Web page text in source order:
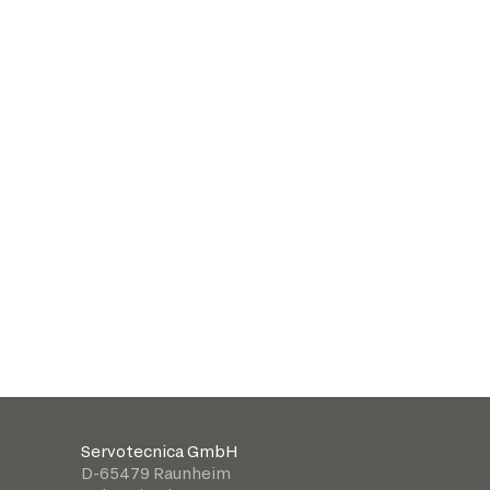
Servotecnica GmbH
D-65479 Raunheim